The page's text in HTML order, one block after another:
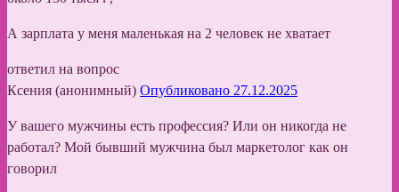
А зарплата у меня маленькая на 2 человек не хватает
ответил на вопрос
Ксения (анонимный) Опубликовано 27.12.2025
У вашего мужчины есть профессия? Или он никогда не
работал? Мой бывший мужчина был маркетолог как он
говорил